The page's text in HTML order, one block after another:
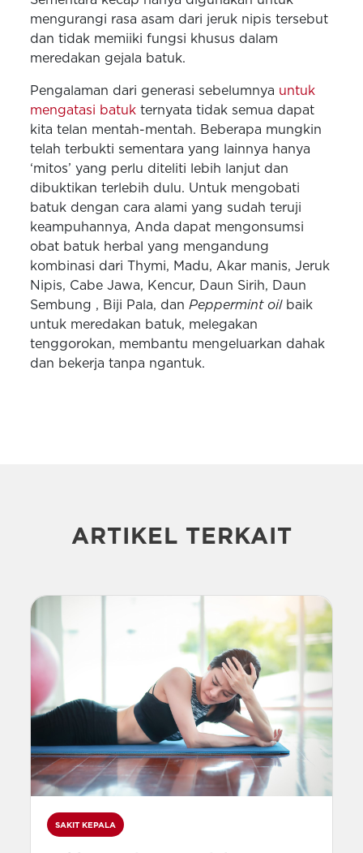
mengurangi rasa asam dari jeruk nipis tersebut
dan tidak memiiki fungsi khusus dalam
meredakan gejala batuk.
Pengalaman dari generasi sebelumnya untuk
mengatasi batuk ternyata tidak semua dapat
kita telan mentah-mentah. Beberapa mungkin
telah terbukti sementara yang lainnya hanya
‘mitos’ yang perlu diteliti lebih lanjut dan
dibuktikan terlebih dulu. Untuk mengobati
batuk dengan cara alami yang sudah teruji
keampuhannya, Anda dapat mengonsumsi
obat batuk herbal yang mengandung
kombinasi dari Thymi, Madu, Akar manis, Jeruk
Nipis, Cabe Jawa, Kencur, Daun Sirih, Daun
Sembung , Biji Pala, danPeppermint oil baik
untuk meredakan batuk, melegakan
tenggorokan, membantu mengeluarkan dahak
dan bekerja tanpa ngantuk.
ARTIKEL TERKAIT
SAKIT KEPALA